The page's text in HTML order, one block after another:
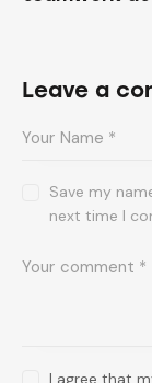
Leave a
Save my
next time I
I agree that